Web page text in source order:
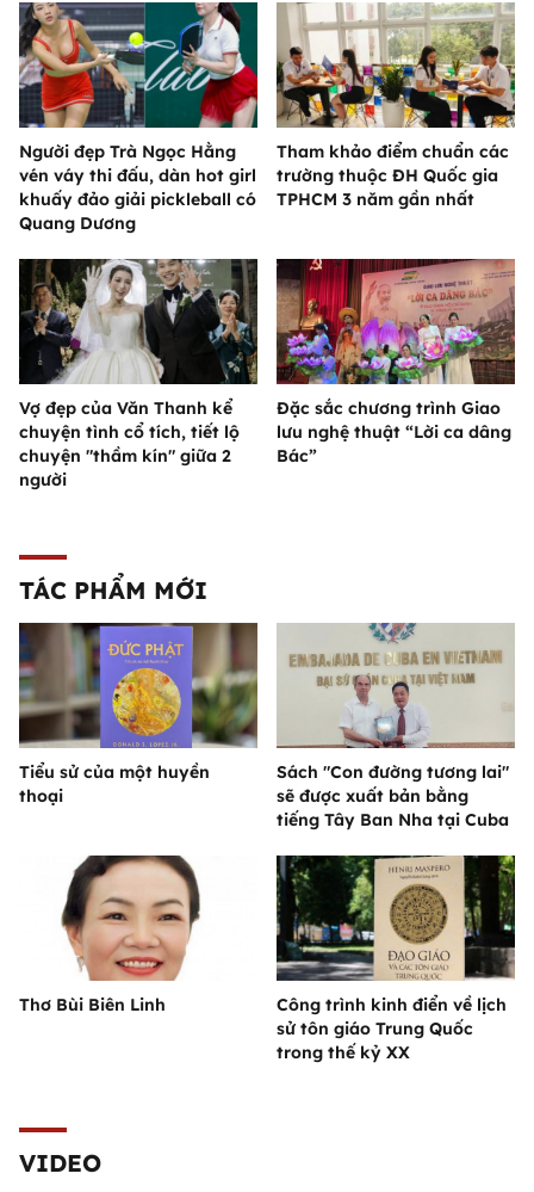
Người đẹp Trà Ngọc Hằng
vén váy thi đấu, dàn hot girl
khuấy đảo giải pickleball có
Quang Dương
Tham khảo điểm chuẩn các
trường thuộc ĐH Quốc gia
TPHCM 3 năm gần nhất
Vợ đẹp của Văn Thanh kể
chuyện tình cổ tích, tiết lộ
chuyện "thầm kín" giữa 2
người
Đặc sắc chương trình Giao
lưu nghệ thuật “Lời ca dâng
Bác”
TÁC PHẨM MỚI
Tiểu sử của một huyền
thoại
Sách "Con đường tương lai"
sẽ được xuất bản bằng
tiếng Tây Ban Nha tại Cuba
Thơ Bùi Biên Linh
Công trình kinh điển về lịch
sử tôn giáo Trung Quốc
trong thế kỷ XX
VIDEO